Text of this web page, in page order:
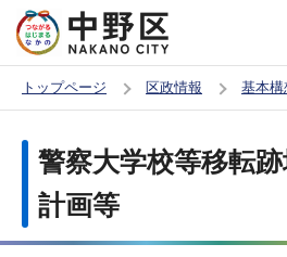
の
ー
トップページ 区政情報 基本構
か
警察大学校等移転
計画等